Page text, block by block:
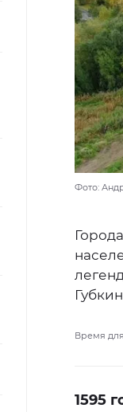
Фото:
Время
1595